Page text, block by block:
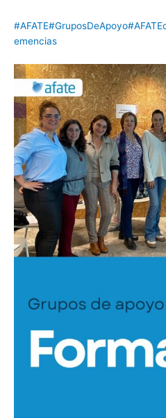
#AFATE#GruposDeApoyo
emencias